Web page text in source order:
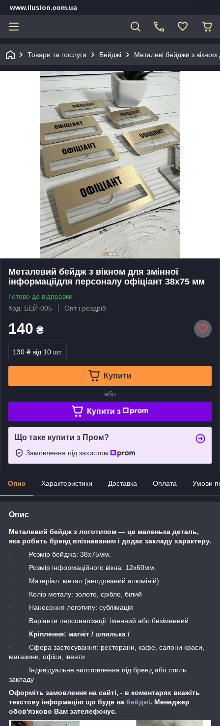
www.ilusion.com.ua
Товари та послуги Бейджі Металеві бейджи з
Металевий бейдж з вікном для змінної
інформаціідля персоналу офіціант 38х75 мм
Готово до відправки
Код: БЕЙ-005
Опт і роздріб
140 ₴
130 ₴ від 10 шт.
Купити
або
Купити з
Що таке купити з Пром?
Замовлення під захистом
Опис Характеристики Доставка Оплата Умови
Опис
Металевий бейдж з логотипом — це маленька деталь,
яка робить бренд впізнаваним і додає закладу характеру.
· Розмір бейджа: 38х75мм.
· Розмір інформаційного вікна: 12х60мм.
· Матеріал: метал (анодований алюміній)
· Колір металу: золото, срібло, білий
· Нанесення логотипу: сублімація
· Варіанти персоналізації: іменний або безіменний
· Кріплення: магніт / шпилька /
· Сфера застосування: ресторани, кафе, салони краси,
магазини, офіси, івенти
· Індивідуальне виготовлення під бренд або стиль
закладу
Оформіть замовлення на сайті, - в коментарях вкажіть
текстову інформацію що буде на бейджі. Менеджер
обов'язково Вам зателефонує.